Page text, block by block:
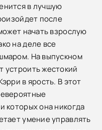
в лучшую
после
начать взрослую
на деле все
На выпускном
устроить жестокий
в ярость. В этот
которых она никогда
умение управлять